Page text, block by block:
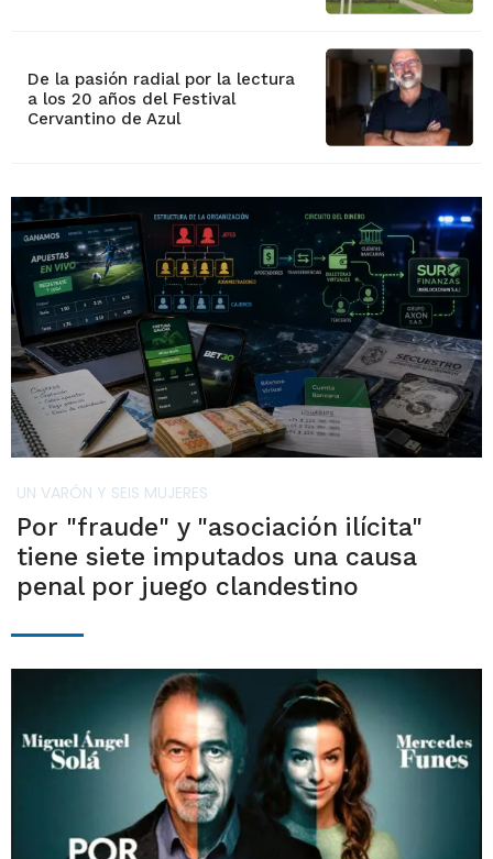
De la pasión radial por la lectura
a los 20 años del Festival
Cervantino de Azul
UN VARÓN Y SEIS MUJERES
Por "fraude" y "asociación ilícita"
tiene siete imputados una causa
penal por juego clandestino